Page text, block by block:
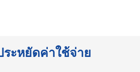
ระหยัดค่าใช้จ่าย